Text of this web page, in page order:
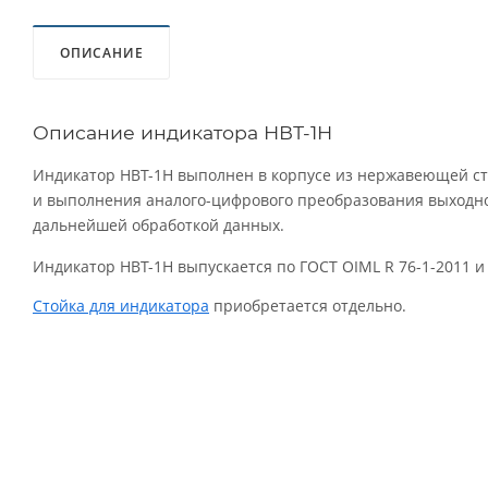
ОПИСАНИЕ
Описание индикатора НВТ-1Н
Индикатор НВТ-1Н выполнен в корпусе из нержавеющей
и выполнения аналого-цифрового преобразования
дальнейшей обработкой данных.
Индикатор НВТ-1Н выпускается по ГОСТ OIML R 76-1-2011
Стойка для индикатора приобретается отдельно.